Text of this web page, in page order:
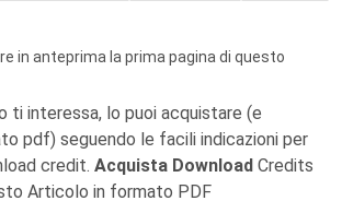
in anteprima la prima pagina di questo
ti interessa, lo puoi acquistare (e
pdf) seguendo le facili indicazioni per
credit. Acquista Download Credits
Articolo in formato PDF